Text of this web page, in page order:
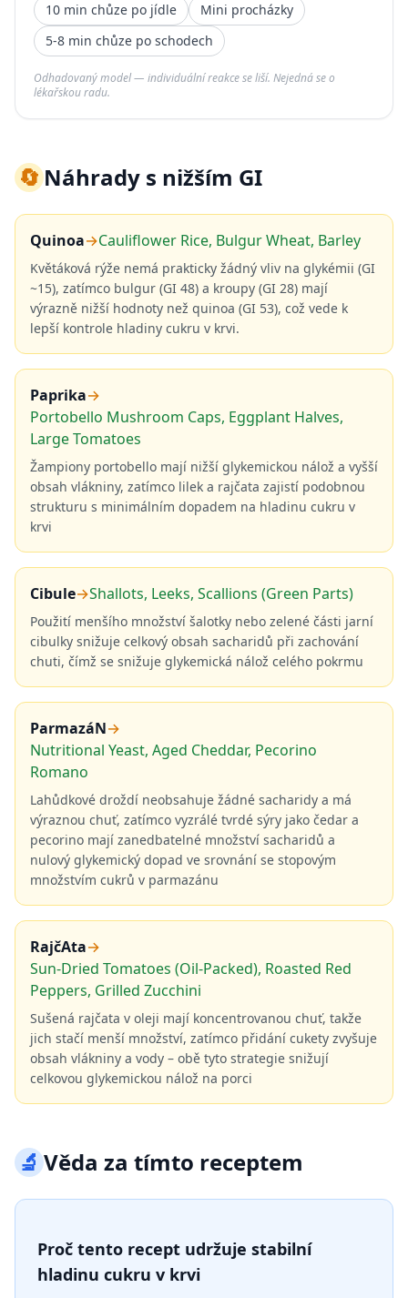
10 min chůze po jídle
Mini procházky
5-8 min chůze po schodech
Odhadovaný model — individuální reakce se liší. Nejedná se o
lékařskou radu.
🔄Náhrady s nižším GI
Quinoa→Cauliflower Rice, Bulgur Wheat, Barley
Květáková rýže nemá prakticky žádný vliv na glykémii (GI
~15), zatímco bulgur (GI 48) a kroupy (GI 28) mají
výrazně nižší hodnoty než quinoa (GI 53), což vede k
lepší kontrole hladiny cukru v krvi.
Paprika→
Portobello Mushroom Caps, Eggplant Halves,
Large Tomatoes
Žampiony portobello mají nižší glykemickou nálož a vyšší
obsah vlákniny, zatímco lilek a rajčata zajistí podobnou
strukturu s minimálním dopadem na hladinu cukru v
krvi
Cibule→Shallots, Leeks, Scallions (Green Parts)
Použití menšího množství šalotky nebo zelené části jarní
cibulky snižuje celkový obsah sacharidů při zachování
chuti, čímž se snižuje glykemická nálož celého pokrmu
ParmazáN→
Nutritional Yeast, Aged Cheddar, Pecorino
Romano
Lahůdkové droždí neobsahuje žádné sacharidy a má
výraznou chuť, zatímco vyzrálé tvrdé sýry jako čedar a
pecorino mají zanedbatelné množství sacharidů a
nulový glykemický dopad ve srovnání se stopovým
množstvím cukrů v parmazánu
RajčAta→
Sun-Dried Tomatoes (Oil-Packed), Roasted Red
Peppers, Grilled Zucchini
Sušená rajčata v oleji mají koncentrovanou chuť, takže
jich stačí menší množství, zatímco přidání cukety zvyšuje
obsah vlákniny a vody – obě tyto strategie snižují
celkovou glykemickou nálož na porci
🔬Věda za tímto receptem
Proč tento recept udržuje stabilní
hladinu cukru v krvi